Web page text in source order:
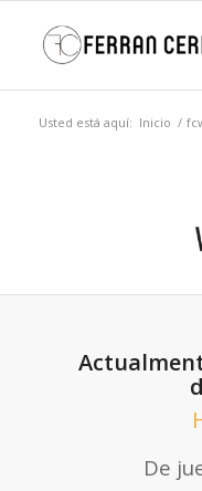
Usted está aquí: Inicio /
De